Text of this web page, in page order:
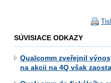
SÚVISIACE ODKAZY
Qualcomm zveřejnil
na akcii na 4Q však